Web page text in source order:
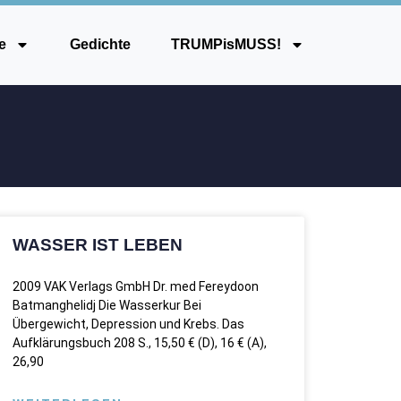
Gedichte TRUMPisMUSS!
WASSER IST LEBEN
2009 VAK Verlags GmbH Dr. med Fereydoon
Batmanghelidj Die Wasserkur Bei
Übergewicht, Depression und Krebs. Das
Aufklärungsbuch 208 S., 15,50 € (D), 16 € (A),
26,90